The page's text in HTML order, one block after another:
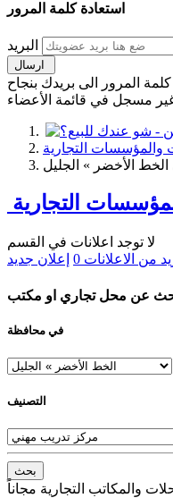
استعادة كلمة المرور
البريد
غير مسجل في قائمة الأعضاء
والمؤسسات التجارية
الأخضر » الجليل
التجارية
لا توجد اعلانات في القسم
من الاعلانات 0 إعلان جديد
عن محل تجاري او مكتب
في محافظة
التصنيف
بحث